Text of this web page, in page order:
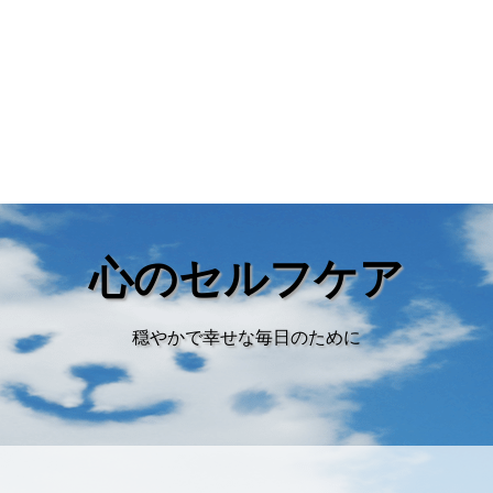
これまでの記事
心のセルフケアに役立つ記事が一杯！
理学、メンタルケア、メンタルトレーニング、コミュニケーション
穏やかで幸せに生きるために役立つヒントが満載です！！